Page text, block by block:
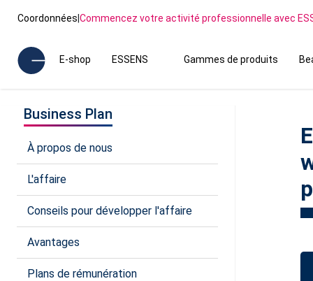
Coordonnées|Commencez votre activité professionnelle avec
E-shop ESSENS Gammes de produits
Business Plan
À propos de nous
L'affaire
Conseils pour développer l'affaire
Avantages
Plans de rémunération